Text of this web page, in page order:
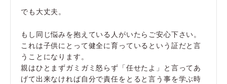
でも大丈夫。
もし同じ悩みを抱えている人がいたらご安心下さい。
これは子供にとって健全に育っているという証だと言
うことになります。
親はひとまずガミガミ怒らず「任せたよ」と言ってあ
げて出来なければ自分で責任をとると言う事を学ぶ時